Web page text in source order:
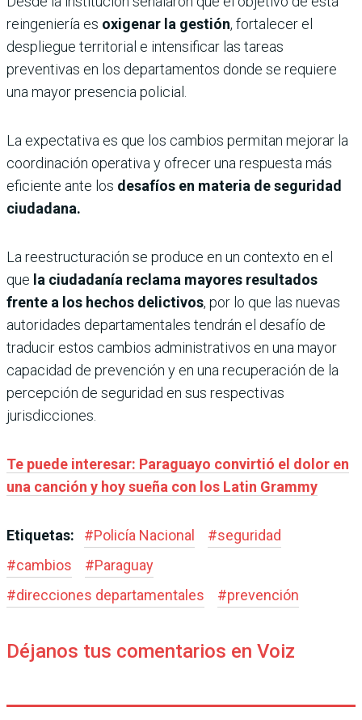
reingeniería es oxigenar la gestión, fortalecer el
despliegue territorial e intensificar las tareas
preventivas en los departamentos donde se requiere
una mayor presencia policial.
La expectativa es que los cambios permitan mejorar la
coordinación operativa y ofrecer una respuesta más
eficiente ante los desafíos en materia de seguridad
ciudadana.
La reestructuración se produce en un contexto en el
que la ciudadanía reclama mayores resultados
frente a los hechos delictivos, por lo que las nuevas
autoridades departamentales tendrán el desafío de
traducir estos cambios administrativos en una mayor
capacidad de prevención y en una recuperación de la
percepción de seguridad en sus respectivas
jurisdicciones.
Te puede interesar: Paraguayo convirtió el dolor en
una canción y hoy sueña con los Latin Grammy
Etiquetas: #Policía Nacional #seguridad
#cambios #Paraguay
#direcciones departamentales #prevención
Déjanos tus comentarios en Voiz